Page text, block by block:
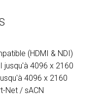
(HDMI & NDI)
jusqu'à 4096 x 2160
4096 x 2160
Net / sACN